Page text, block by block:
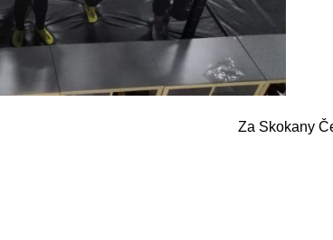
Za Skokany